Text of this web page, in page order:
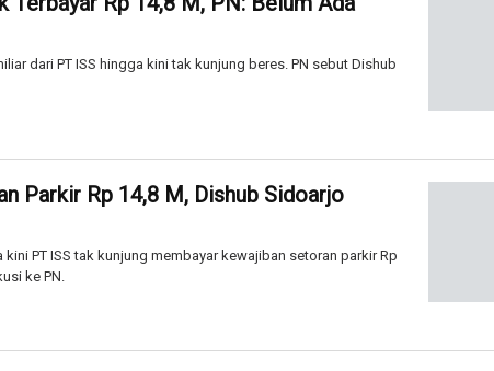
dari PT ISS hingga kini tak kunjung beres. PN sebut Dishub
Parkir Rp 14,8 M, Dishub Sidoarjo
PT ISS tak kunjung membayar kewajiban setoran parkir Rp
ke PN.